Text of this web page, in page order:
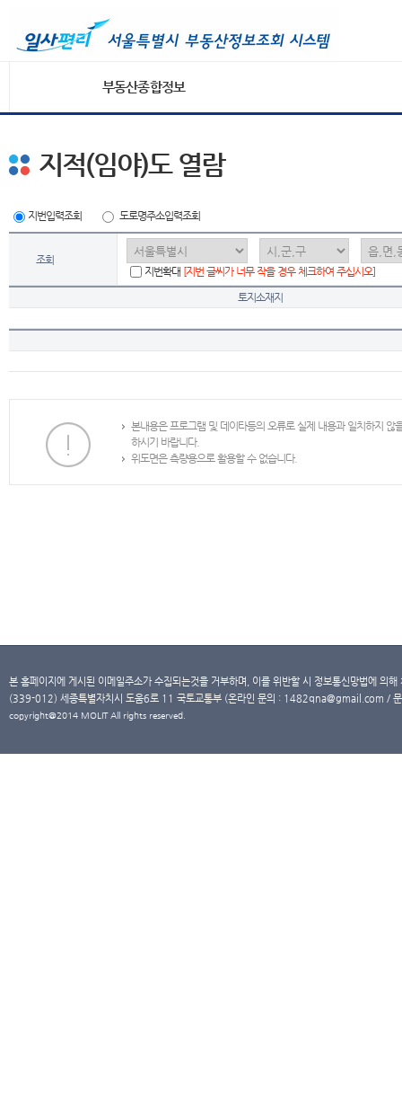
부동산종합정보
지적(임야)도 열람
지번입력조회 도로명주소입력조회
조회
지번확대 [지번 글씨가 너무 작을 경우 체크하여 주십시오]
토지소재지
본내용은 프로그램 및 데이타등의 오류로 실제 내용과 일치하지
하시기 바랍니다.
위도면은 측량용으로 활용할 수 없습니다.
본 홈페이지에 게시된 이메일주소가 수집되는것을 거부하며, 이를 위반할 시 정보통신망법에 의
(339-012) 세종특별자치시 도움6로 11 국토교통부 (온라인 문의 : 1482qna@gmail.com /
copyright@2014 MOLIT All rights reserved.